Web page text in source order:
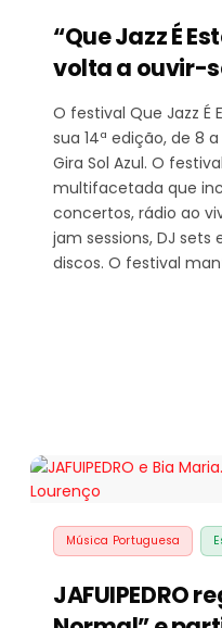
“Que Jazz É
volta a ouvir-
O festival Que Jazz É
sua 14ª edição, de 8
Gira Sol Azul. O
multifacetada que
concertos, rádio ao
jam sessions, DJ
discos. O festival
Música Portuguesa
JAFUIPEDRO